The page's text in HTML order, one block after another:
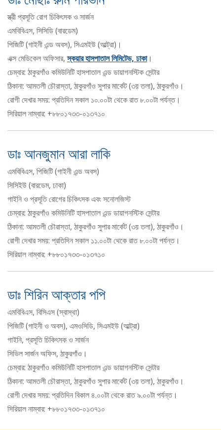
স্ত্রী প্রসূতি রোগ চিকিৎসক ও সার্জন
এমবিবিএস, সিসিডি (বারডেম)
পিজিটি (গাইনী এন্ড অবস), সিএমইউ (আল্ট্রা)।
এক্স মেডিকেল অফিসার,স্কয়ার হাসপাতাল লিমিটেড, ঢাকা।
চেম্বার: ঠাকুরগাঁও কমিউনিটি হাসপাতাল এন্ড ডায়াগনস্টিক সেন্টার
ঠিকানা: আমতলী চৌরাস্তা, ঠাকুরগাঁও সুপার মার্কেট (৩য় তলা), ঠাকুরগাঁও।
রোগী দেখার সময়: প্রতিদিন সকাল ১০.০০টা থেকে রাত ৮.০০টা পর্যন্ত।
সিরিয়াল নাম্বার: +৮৮০১৭৩৩-০১৩৭১০
ডাঃ আনজুমান আরা লাকি
এমবিবিএস, পিজিটি (গাইনী এন্ড অবস)
সিসিইউ (বারডেম, ঢাকা)
গাইনি ও প্রসূতি রোগের চিকিৎসক এবং সনোলজিস্ট
চেম্বার: ঠাকুরগাঁও কমিউনিটি হাসপাতাল এন্ড ডায়াগনস্টিক সেন্টার
ঠিকানা: আমতলী চৌরাস্তা, ঠাকুরগাঁও সুপার মার্কেট (৩য় তলা), ঠাকুরগাঁও।
রোগী দেখার সময়: প্রতিদিন সকাল ১১.০০টা থেকে রাত ৮.০০টা পর্যন্ত।
সিরিয়াল নাম্বার: +৮৮০১৭৩৩-০১৩৭১০
ডাঃ শিরিন আক্তার পপি
এমবিবিএস, বিসিএস (স্বাস্থা)
পিজিটি (গাইনী ও অবস), এমওসিডি, সিএমইউ (আল্ট্রা)
গাইনি, প্রসূতি চিকিৎসক ও সার্জন
সিভিল সার্জন অফিস, ঠাকুরগাঁও।
চেম্বার: ঠাকুরগাঁও কমিউনিটি হাসপাতাল এন্ড ডায়াগনস্টিক সেন্টার
ঠিকানা: আমতলী চৌরাস্তা, ঠাকুরগাঁও সুপার মার্কেট (৩য় তলা), ঠাকুরগাঁও।
রোগী দেখার সময়: প্রতিদিন বিকাল ৪.০০টা থেকে রাত ৯.০০টা পর্যন্ত।
সিরিয়াল নাম্বার: +৮৮০১৭৩৩-০১৩৭১০